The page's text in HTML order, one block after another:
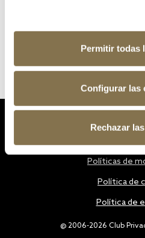
Permitir todas
Configurar las
Rechazar
@ 2006-2026 Club
Políticas de
Política de
Política de